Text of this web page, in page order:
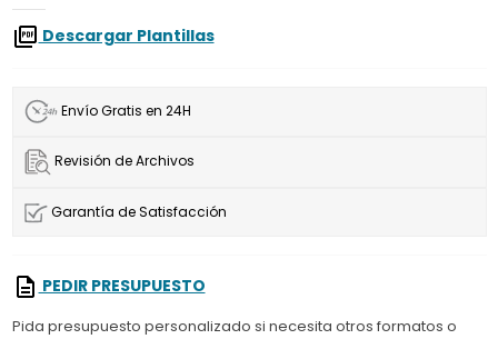
Descargar Plantillas
Envío Gratis en 24H
Revisión de Archivos
Garantía de Satisfacción
PEDIR PRESUPUESTO
Pida presupuesto personalizado si necesita otros formatos o